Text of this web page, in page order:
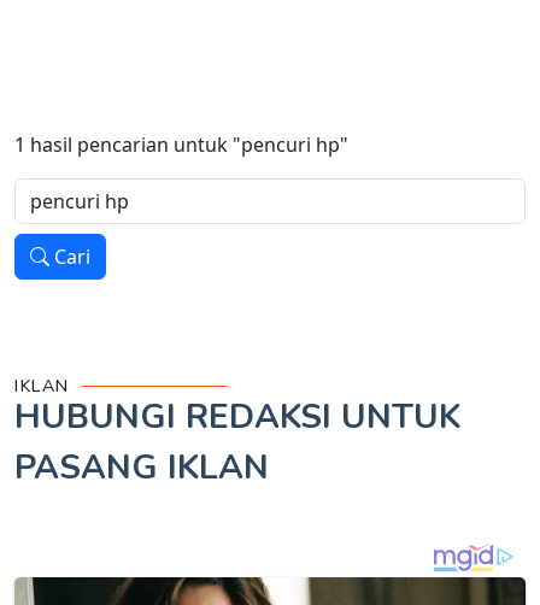
1 hasil pencarian untuk "pencuri hp"
Cari
IKLAN
HUBUNGI REDAKSI UNTUK
PASANG IKLAN